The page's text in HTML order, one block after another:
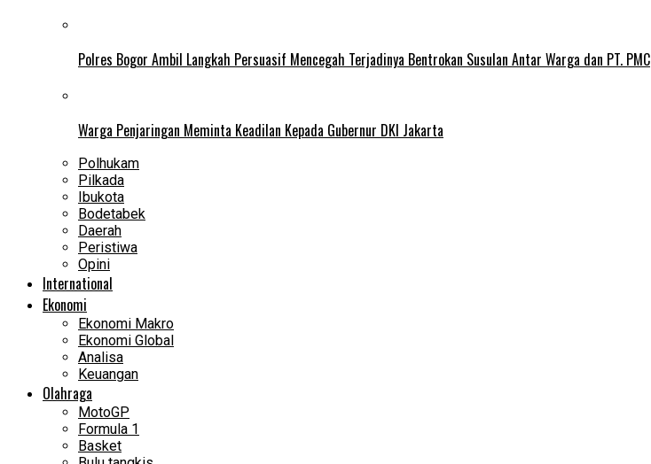
Polres Bogor Ambil Langkah Persuasif Mencegah Terjadinya Bentrokan Susulan Antar Warga dan PT. PMC
Warga Penjaringan Meminta Keadilan Kepada Gubernur DKI Jakarta
Polhukam
Pilkada
Ibukota
Bodetabek
Daerah
Peristiwa
Opini
International
Ekonomi
Ekonomi Makro
Ekonomi Global
Analisa
Keuangan
Olahraga
MotoGP
Formula 1
Basket